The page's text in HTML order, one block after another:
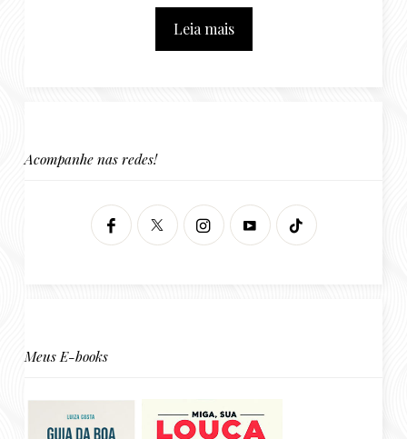
Leia mais
Acompanhe nas redes!
Meus E-books